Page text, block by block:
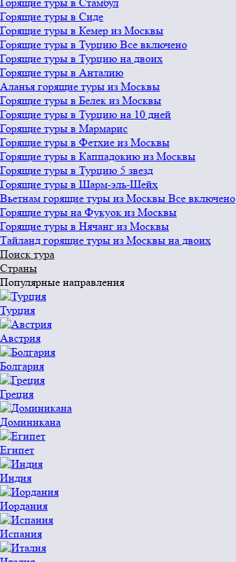
Горящие туры в Сиде
Горящие туры в Кемер из Москвы
Горящие туры в Турцию Все включено
Горящие туры в Турцию на двоих
Горящие туры в Анталию
Аланья горящие туры из Москвы
Горящие туры в Белек из Москвы
Горящие туры в Турцию на 10 дней
Горящие туры в Мармарис
Горящие туры в Фетхие из Москвы
Горящие туры в Каппадокию из Москвы
Горящие туры в Турцию 5 звезд
Горящие туры в Шарм-эль-Шейх
Вьетнам горящие туры из Москвы Все включено
Горящие туры на Фукуок из Москвы
Горящие туры в Нячанг из Москвы
Тайланд горящие туры из Москвы на двоих
Поиск тура
Страны
Популярные направления
Турция
Австрия
Болгария
Греция
Доминикана
Египет
Индия
Иордания
Испания